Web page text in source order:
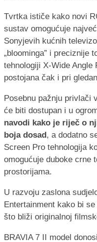
Tvrtka ističe kako novi
sustav omogućuje
Sonyjevih kućnih
„bloominga” i preciznije
tehnologiji X-Wide
postojana čak i pri
Posebnu pažnju privlači
će biti dostupan i u
navodi kako je riječ o
boja dosad, a dodatno
Screen Pro tehnologija
omogućuje duboke crne
prostorijama.
U razvoju zaslona
Entertainment kako bi
što bliži originalnoj
BRAVIA 7 II model